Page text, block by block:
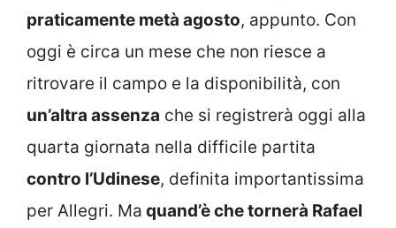
praticamente metà agosto, appunto. Con
oggi è circa un mese che non riesce a
ritrovare il campo e la disponibilità, con
un’altra assenza che si registrerà oggi alla
quarta giornata nella difficile partita
contro l’Udinese, definita importantissima
per Allegri. Ma quand’è che tornerà Rafael